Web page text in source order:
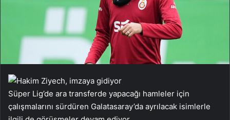
Süper Lig’de ara transferde yapacağı hamleler için
çalışmalarını sürdüren Galatasaray’da ayrılacak isimlerle